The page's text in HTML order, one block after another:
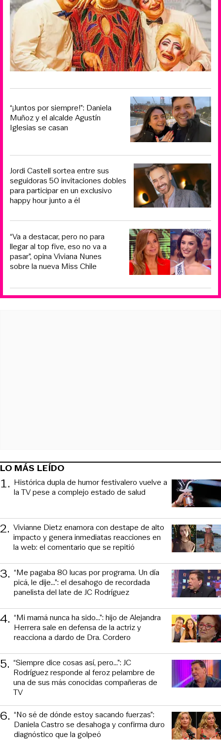
“¡Juntos por siempre!”: Daniela
Muñoz y el alcalde Agustín
Iglesias se casan
Jordi Castell sortea entre sus
seguidoras 50 invitaciones dobles
para participar en un exclusivo
happy hour junto a él
“Va a destacar, pero no para
llegar al top five, eso no va a
pasar”, opina Viviana Nunes
sobre la nueva Miss Chile
LO MÁS LEÍDO
1. Histórica dupla de humor festivalero vuelve a
la TV pese a complejo estado de salud
2. Vivianne Dietz enamora con destape de alto
impacto y genera inmediatas reacciones en
la web: el comentario que se repitió
3. “Me pagaba 80 lucas por programa. Un día
picá, le dije...”: el desahogo de recordada
panelista del late de JC Rodríguez
4. “Mi mamá nunca ha sido...”: hijo de Alejandra
Herrera sale en defensa de la actriz y
reacciona a dardo de Dra. Cordero
5. “Siempre dice cosas así, pero...”: JC
Rodríguez responde al feroz pelambre de
una de sus más conocidas compañeras de
TV
6. “No sé de dónde estoy sacando fuerzas”:
Daniela Castro se desahoga y confirma duro
diagnóstico que la golpeó